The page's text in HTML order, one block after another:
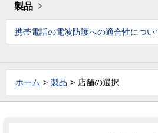
製品
携帯電話の電波防護への適合性につい
ホーム 製品 店舗の選択